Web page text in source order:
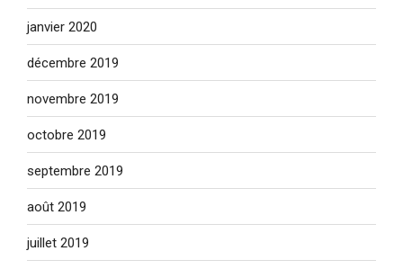
janvier 2020
décembre 2019
novembre 2019
octobre 2019
septembre 2019
août 2019
juillet 2019